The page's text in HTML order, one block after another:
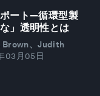
ート―循環型製
」透明性とは
Brown、Judith
03月05日